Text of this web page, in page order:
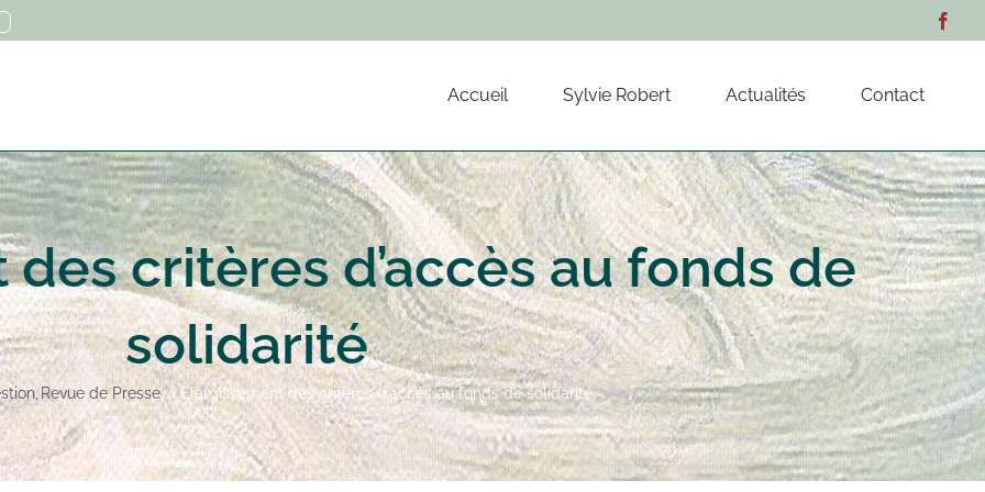
Accueil Sylvie Robert Actualités Contact
critères d’accès au fonds de
solidarité
Revue de Presse Élargissement des critères d’accès au fonds de solidarité